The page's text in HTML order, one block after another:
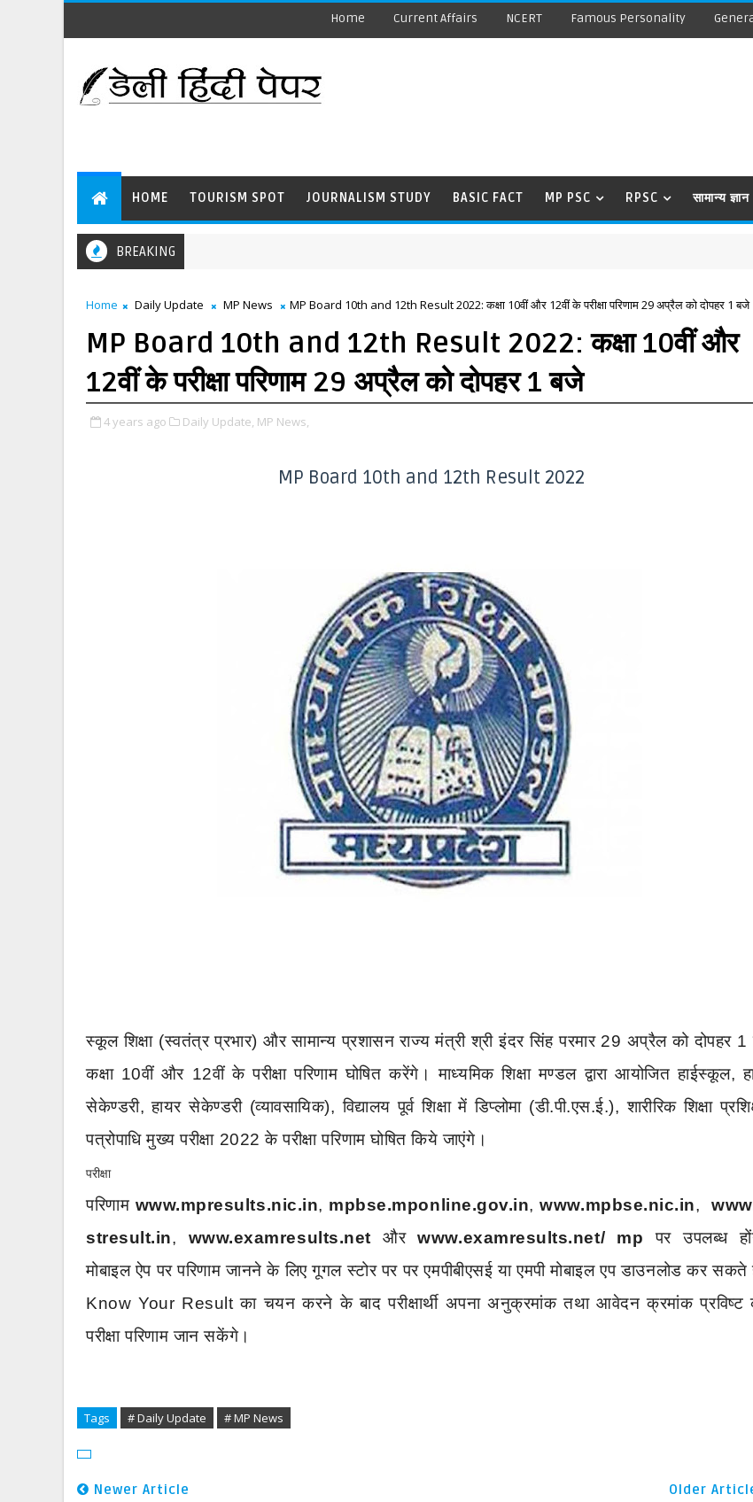
Home Current Affairs NCERT Famous Personality
HOME TOURISM SPOT JOURNALISM STUDY BASIC FACT MP PSC RPSC सामान्य ज्ञान
BREAKING
Home Daily Update MP News MP Board 10th and 12th Result 2022: कक्षा 10वीं और 12वीं के परीक्षा परिणाम 29 अप्रैल को दोपहर 1 बजे
MP Board 10th and 12th Result 2022: कक्षा 10वीं और
12वीं के परीक्षा परिणाम 29 अप्रैल को दोपहर 1 बजे
4 years ago Daily Update, MP News,
MP Board 10th and 12th Result 2022
स्कूल शिक्षा(स्वतंत्र प्रभार)और सामान्य प्रशासन राज्य मंत्री श्री इंदर सिंह परमार29 अप्रैल को दोपहर1
कक्षा10वीं और12वीं के परीक्षा परिणाम घोषित करेंगे। माध्यमिक शिक्षा मण्डल द्वारा आयोजित हाईस्कूल,
सेकेण्डरी,हायर सेकेण्डरी(व्यावसायिक),विद्यालय पूर्व शिक्षा में डिप्लोमा(डी.पी.एस.ई.),शारीरिक शिक्षा
पत्रोपाधि मुख्य परीक्षा2022के परीक्षा परिणाम घोषित किये जाएंगे।
परीक्षा
परिणाम www.mpresults.nic.in, mpbse.mponline.gov.in,www.mpbse.nic.in,
stresult.in, www.examresults.net और www.examresults.net/ mp पर उपलब्ध
मोबाइल ऐप पर परिणाम जानने के लिए गूगल स्टोर पर पर एमपीबीएसई या एमपी मोबाइल एप डाउनलोड कर सकते
Know Your Resultका चयन करने के बाद परीक्षार्थी अपना अनुक्रमांक तथा आवेदन क्रमांक प्रविष्ट
परीक्षा परिणाम जान सकेंगे।
Tags # Daily Update # MP News
Newer Article Older